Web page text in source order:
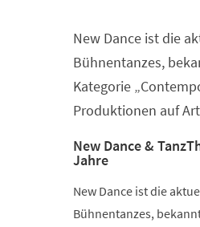
New Dance ist die
Bühnentanzes,
Kategorie
Produktionen auf
New Dance &
Jahre
New Dance ist die
Bühnentanzes,